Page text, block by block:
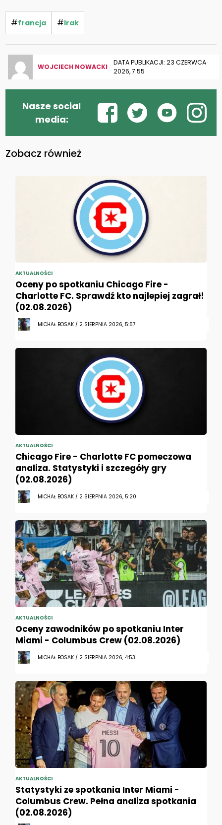
#francja #Irak
WOJCIECH NOWACKI
DATA PUBLIKACJI: 23 CZERWCA
2026, 7:55
Nasze social
media:
Zobacz również
AKTUALNOŚCI
Oceny po spotkaniu Chicago Fire -
Charlotte FC. Sprawdź kto najlepiej zagrał!
(02.08.2026)
MICHAŁ BOSAK / 2 SIERPNIA 2026, 5:57
AKTUALNOŚCI
Chicago Fire - Charlotte FC pomeczowa
analiza. Statystyki i szczegóły gry
(02.08.2026)
MICHAŁ BOSAK / 2 SIERPNIA 2026, 5:20
AKTUALNOŚCI
Oceny zawodników po spotkaniu Inter
Miami - Columbus Crew (02.08.2026)
MICHAŁ BOSAK / 2 SIERPNIA 2026, 4:53
AKTUALNOŚCI
Statystyki ze spotkania Inter Miami -
Columbus Crew. Pełna analiza spotkania
(02.08.2026)